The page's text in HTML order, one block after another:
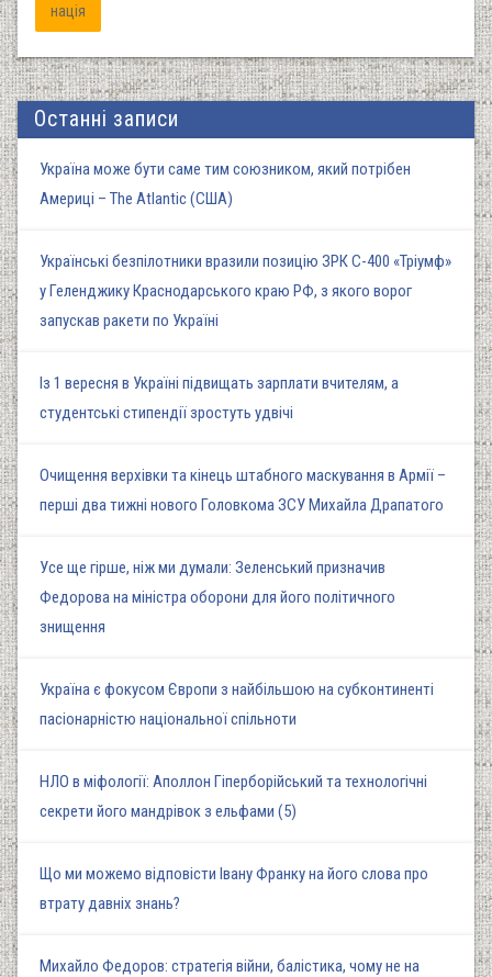
нація
Останні записи
Україна може бути саме тим союзником, який потрібен
Америці – The Atlantic (США)
Українські безпілотники вразили позицію ЗРК С-400 «Тріумф»
у Геленджику Краснодарського краю РФ, з якого ворог
запускав ракети по Україні
Із 1 вересня в Україні підвищать зарплати вчителям, а
студентські стипендії зростуть удвічі
Очищення верхівки та кінець штабного маскування в Армії –
перші два тижні нового Головкома ЗСУ Михайла Драпатого
Усе ще гірше, ніж ми думали: Зеленський призначив
Федорова на міністра оборони для його політичного
знищення
Україна є фокусом Європи з найбільшою на субконтиненті
пасіонарністю національної спільноти
НЛО в міфології: Аполлон Гіперборійський та технологічні
секрети його мандрівок з ельфами (5)
Що ми можемо відповісти Івану Франку на його слова про
втрату давніх знань?
Михайло Федоров: стратегія війни, балістика, чому не на